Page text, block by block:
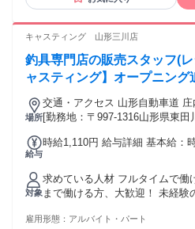
キャスティング 山形三川店
釣具専門店の販売スタッフ(
ャスティング】オープニング
場所
交通・アクセス 山形自動車道
[勤務地：〒997-1316山形県東田
給与
時給1,110円 給与詳細 基本給：時給 1110円
対象
求めている人材 フルタイムで働
まで働ける方、大歓迎！ 未経験の方もOK！ 釣りの知識がな
す。 【こんな方におすすめ！】 ・釣りやアウトドアが好きな
雇用形態： アルバイト・パート